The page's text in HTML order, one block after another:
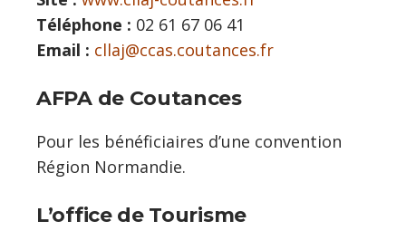
Téléphone : 02 61 67 06 41
Email : cllaj@ccas.coutances.fr
AFPA de Coutances
Pour les bénéficiaires d’une convention
Région Normandie.
L’office de Tourisme